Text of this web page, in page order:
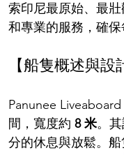
索印尼最原始、最
和專業的服務，確
【船隻概述與設
Panunee
間，寬度約 8 米。
分的休息與放鬆。